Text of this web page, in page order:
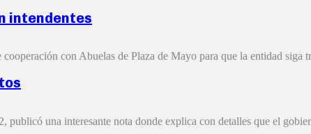
intendentes
con Abuelas de Plaza de Mayo para que la entidad siga
una interesante nota donde explica con detalles que el